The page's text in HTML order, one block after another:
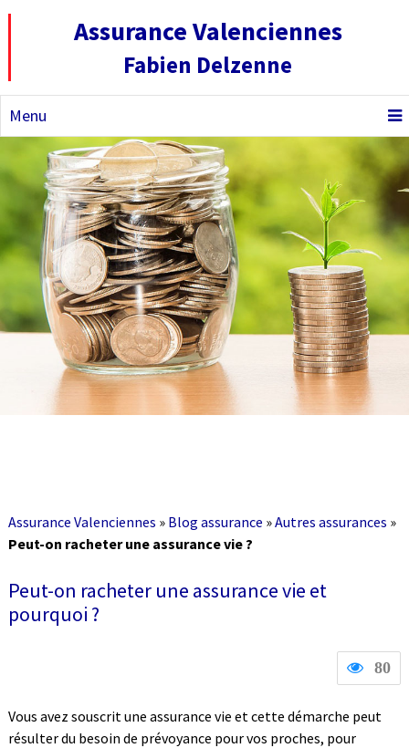
Assurance Valenciennes
Fabien Delzenne
Menu
Assurance Valenciennes » Blog assurance »Autres assurances »
Peut-on racheter une assurance vie ?
Peut-on racheter une assurance vie et
pourquoi ?
80
Vous avez souscrit une assurance vie et cette démarche peut
résulter du besoin de prévoyance pour vos proches, pour